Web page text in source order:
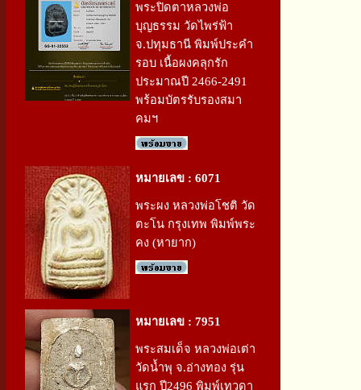
พระปิดตาหลวงพ่อ
บุญธรรม วัดไพร่ฟ้า
จ.ปทุมธานี พิมพ์ประคำ
รอบ เนื้อผงคลุกรัก
ประมาณปี 2466-2491
พร้อมบัตรรับรองสมา
คมฯ
หมายเลข : 6071
พระผง หลวงพ่อโชติ วัด
ตะโน กรุงเทพ พิมพ์พระ
คง (หายาก)
หมายเลข : 7951
พระสมเด็จ หลวงพ่อเต่า
วัดน้ำพุ จ.อ่างทอง รุ่น
แรก ปี2496 พิมพ์เทวดา